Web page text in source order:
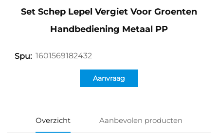
Set Schep Lepel Vergiet Voor Groenten
Handbediening Metaal PP
Spu: 1601569182432
Aanvraag
Overzicht Aanbevolen producten